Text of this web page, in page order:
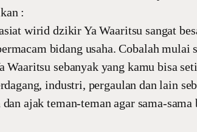
:
wirid dzikir Ya Waaritsu sangat
bidang usaha. Cobalah
Waaritsu sebanyak yang kamu bisa
industri, pergaulan dan lain
dan ajak teman-teman agar sama-sama